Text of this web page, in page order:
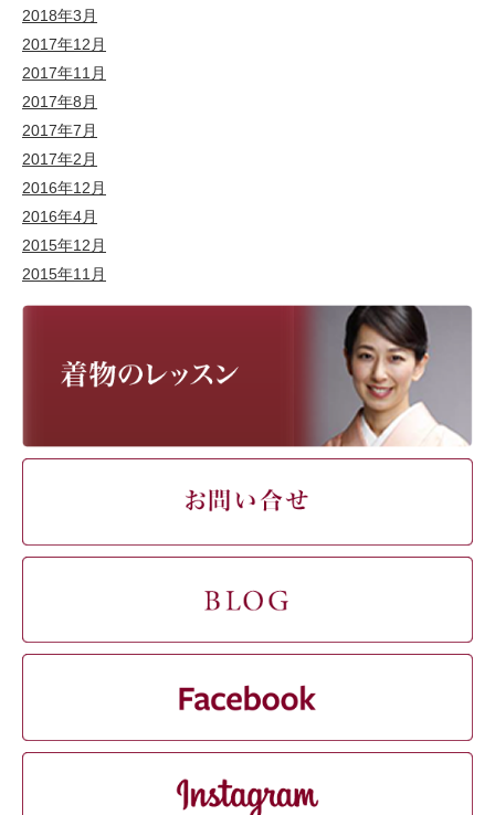
2018年3月
2017年12月
2017年11月
2017年8月
2017年7月
2017年2月
2016年12月
2016年4月
2015年12月
2015年11月